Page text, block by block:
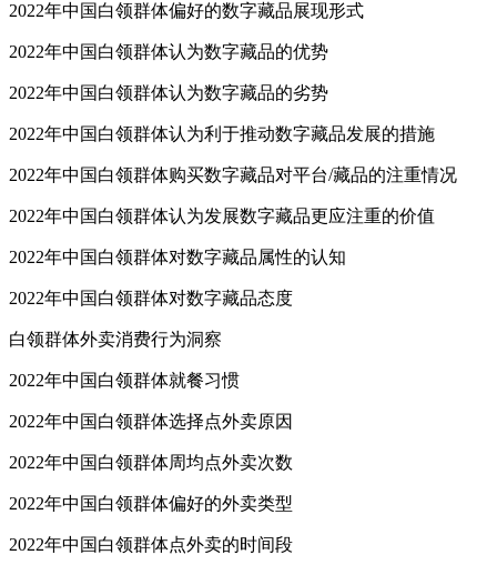
2022年中国白领群体偏好的数字藏品展现形式
2022年中国白领群体认为数字藏品的优势
2022年中国白领群体认为数字藏品的劣势
2022年中国白领群体认为利于推动数字藏品发展的措施
2022年中国白领群体购买数字藏品对平台/藏品的注重情况
2022年中国白领群体认为发展数字藏品更应注重的价值
2022年中国白领群体对数字藏品属性的认知
2022年中国白领群体对数字藏品态度
白领群体外卖消费行为洞察
2022年中国白领群体就餐习惯
2022年中国白领群体选择点外卖原因
2022年中国白领群体周均点外卖次数
2022年中国白领群体偏好的外卖类型
2022年中国白领群体点外卖的时间段